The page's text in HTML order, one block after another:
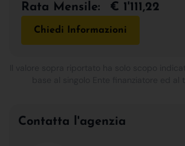
Rata Mensile: € 1'111,22
Chiedi Informazioni
Contatta l'agenzia